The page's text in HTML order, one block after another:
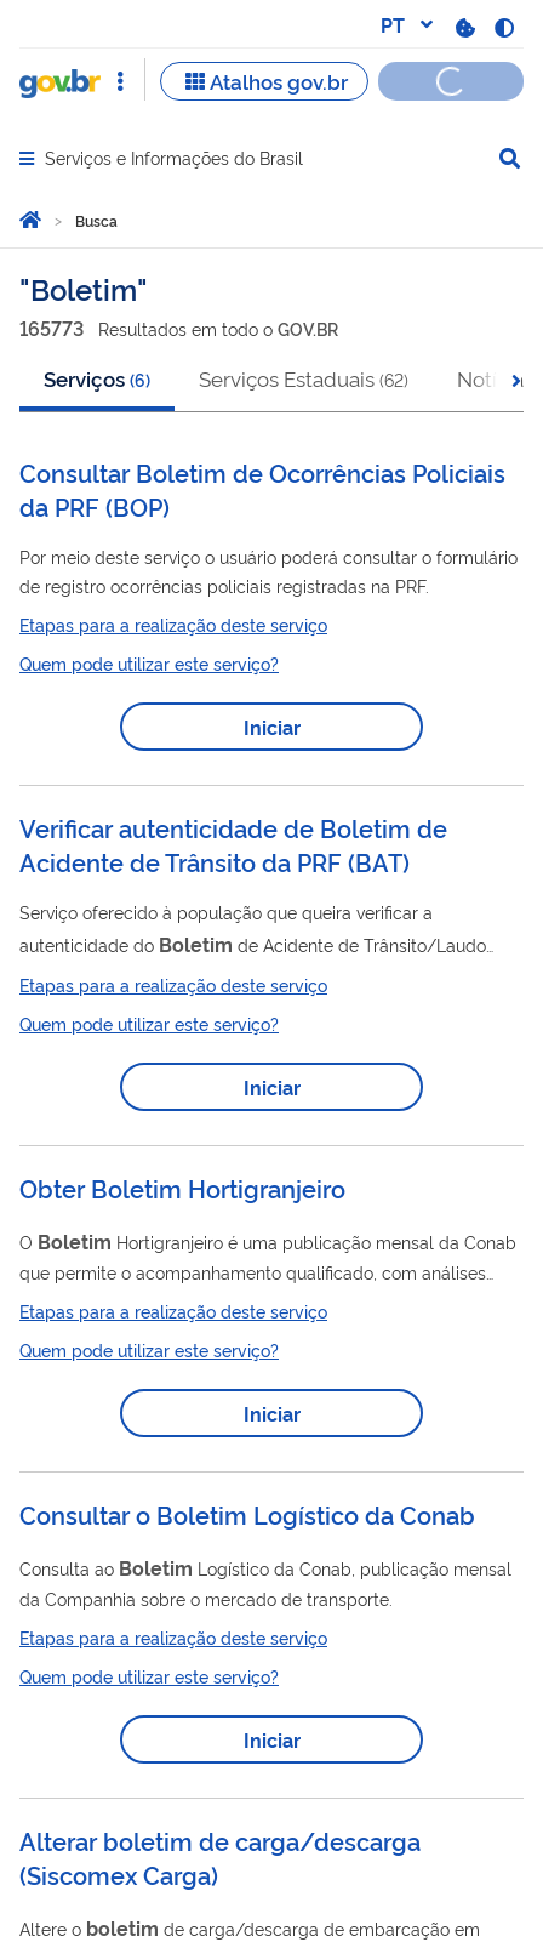
Abrir menu principal de navegação
Serviços e Informações do Brasil
Você está aqui:
Página Inicial
Busca
Busca
Boletim
165773 Resultados em todo o GOV.BR
Serviços (6) Serviços Estaduais (62) Notícias
Consultar Boletim de Ocorrências Policiais
da PRF (BOP)
Por meio deste serviço o usuário poderá consultar o formulário
de registro ocorrências policiais registradas na PRF.
Etapas para a realização deste serviço
Quem pode utilizar este serviço?
Iniciar
Verificar autenticidade de Boletim de
Acidente de Trânsito da PRF (BAT)
Serviço oferecido à população que queira verificar a
autenticidade do Boletim de Acidente de Trânsito/Laudo
Pericial de Acidente de Trânsito, emitido pela Polícia Rodoviária
Federal.
Etapas para a realização deste serviço
Quem pode utilizar este serviço?
Iniciar
Obter Boletim Hortigranjeiro
O Boletim Hortigranjeiro é uma publicação mensal da Conab
que permite o acompanhamento qualificado, com análises
completas do Mercado Hortigranjeiro do país, somando mais
de mil variedades de produtos. O Prohort possui a informação
como uma de suas principais ferramentas sendo o
Hortigranjeiro um instrumento qualificado sobre a
comercialização dos produtos em entrepostos públicos,
mercado e a tomada de decisões.
Etapas para a realização deste serviço
Quem pode utilizar este serviço?
Iniciar
Consultar o Boletim Logístico da Conab
Consulta ao Boletim Logístico da Conab, publicação mensal
da Companhia sobre o mercado de transporte.
Etapas para a realização deste serviço
Quem pode utilizar este serviço?
Iniciar
Alterar boletim de carga/descarga
(Siscomex Carga)
Altere o boletim de carga/descarga de embarcação em